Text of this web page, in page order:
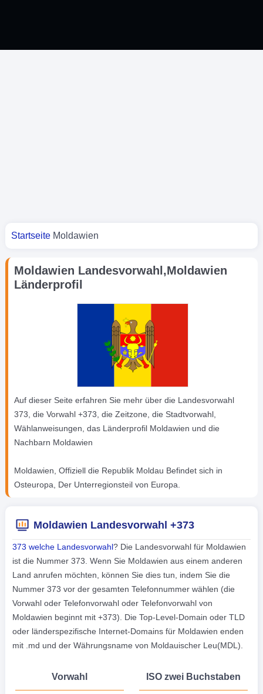
Sie sind hier
Startseite Moldawien
Moldawien Landesvorwahl,Moldawien
Länderprofil
Auf dieser Seite erfahren Sie mehr über die Landesvorwahl
373, die Vorwahl +373, die Zeitzone, die Stadtvorwahl,
Wählanweisungen, das Länderprofil Moldawien und die
Nachbarn Moldawien
Moldawien, Offiziell die Republik Moldau Befindet sich in
Osteuropa, Der Unterregionsteil von Europa.
Moldawien Landesvorwahl +373
373 welche Landesvorwahl? Die Landesvorwahl für Moldawien
ist die Nummer 373. Wenn Sie Moldawien aus einem anderen
Land anrufen möchten, können Sie dies tun, indem Sie die
Nummer 373 vor der gesamten Telefonnummer wählen (die
Vorwahl oder Telefonvorwahl oder Telefonvorwahl von
Moldawien beginnt mit +373). Die Top-Level-Domain oder TLD
oder länderspezifische Internet-Domains für Moldawien enden
mit .md und der Währungsname von Moldauischer Leu(MDL).
Vorwahl ISO zwei Buchstaben